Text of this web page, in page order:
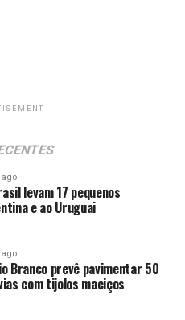
ago
levam 17 pequenos
e ao Uruguai
ago
Branco prevê pavimentar 50
com tijolos maciços